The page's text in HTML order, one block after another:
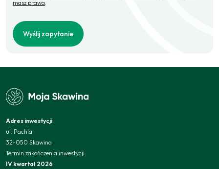
masz prawa.
Wyślij zapytanie
Adres inwestycji
ul. Pachla
32-050 Skawina
Termin zakończenia inwestycji:
IV kwartał 2026